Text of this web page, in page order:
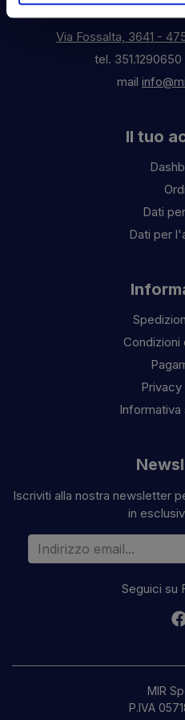
Via Fossalta, 3641 -
tel. 351.1290650
mail
Il tuo
Dati
Dati per
Condizioni
Informativa
Iscriviti alla nostra newsletter
in
Indirizzo email
Seguici su
MIR
P.IVA